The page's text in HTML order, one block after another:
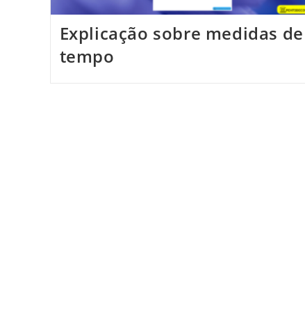
Explicação sobre medidas de
tempo